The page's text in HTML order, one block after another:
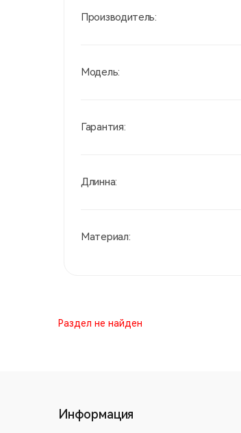
Производитель:
Модель:
Гарантия:
Длинна:
Материал:
Раздел не найден
Информация